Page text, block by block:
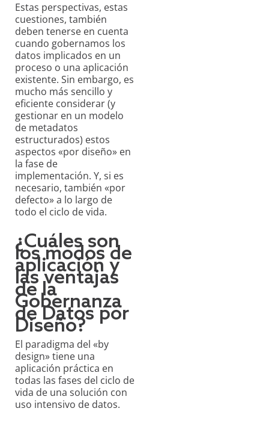
Estas perspectivas, estas
cuestiones, también
deben tenerse en cuenta
cuando gobernamos los
datos implicados en un
proceso o una aplicación
existente. Sin embargo, es
mucho más sencillo y
eficiente considerar (y
gestionar en un modelo
de metadatos
estructurados) estos
aspectos «por diseño» en
la fase de
implementación. Y, si es
necesario, también «por
defecto» a lo largo de
todo el ciclo de vida.
¿Cuáles son
los modos de
aplicación y
las ventajas
de la
Gobernanza
de Datos por
Diseño?
El paradigma del «by
design» tiene una
aplicación práctica en
todas las fases del ciclo de
vida de una solución con
uso intensivo de datos.